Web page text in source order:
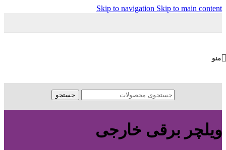
Skip to navigation Skip to main content
منو
جستجو
ویلچر برقی خارجی